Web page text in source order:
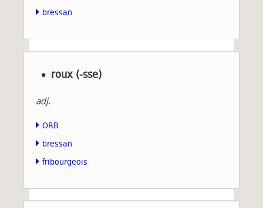
bressan
roux (-sse)
adj.
ORB
bressan
fribourgeois